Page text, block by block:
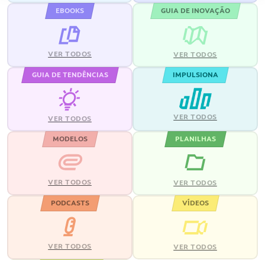
EBOOKS
VER TODOS
GUIA DE INOVAÇÃO
VER TODOS
GUIA DE TENDÊNCIAS
VER TODOS
IMPULSIONA
VER TODOS
MODELOS
VER TODOS
PLANILHAS
VER TODOS
PODCASTS
VER TODOS
VÍDEOS
VER TODOS